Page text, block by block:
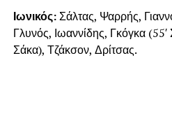
Ιωνικός:Σάλτας, Ψαρρής,
Γλυνός, Ιωαννίδης, Γκόγκα (55′
Σάκα), Τζάκσον, Δρίτσας.